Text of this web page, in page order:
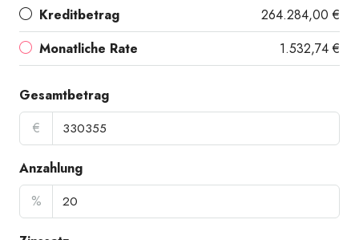
Kreditbetrag
264.284,00 €
Monatliche Rate
1.532,74 €
Gesamtbetrag
€
Anzahlung
%